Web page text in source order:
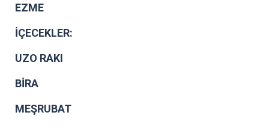
EZME
İÇECEKLER:
UZO RAKI
BİRA
MEŞRUBAT